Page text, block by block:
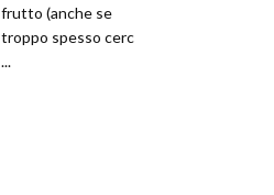
frutto (anche se
troppo spesso cerc
...